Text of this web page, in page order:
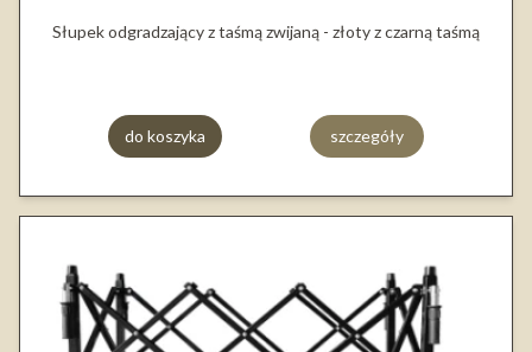
Słupek odgradzający z taśmą zwijaną - złoty z czarną taśmą
do koszyka szczegóły